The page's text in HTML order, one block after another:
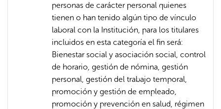
personas de carácter personal quienes
tienen o han tenido algún tipo de vínculo
laboral con la Institución, para los titulares
incluidos en esta categoría el fin será:
Bienestar social y asociación social, control
de horario, gestión de nómina, gestión
personal, gestión del trabajo temporal,
promoción y gestión de empleado,
promoción y prevención en salud, régimen